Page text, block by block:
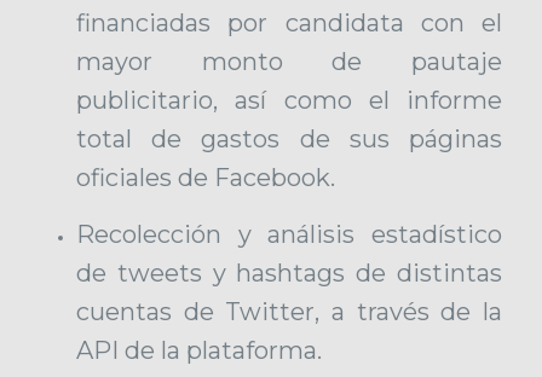
financiadas por candidata con el
mayor monto de pautaje
publicitario, así como el informe
total de gastos de sus páginas
oficiales de Facebook.
Recolección y análisis estadístico
de tweets y hashtags de distintas
cuentas de Twitter, a través de la
API de la plataforma.